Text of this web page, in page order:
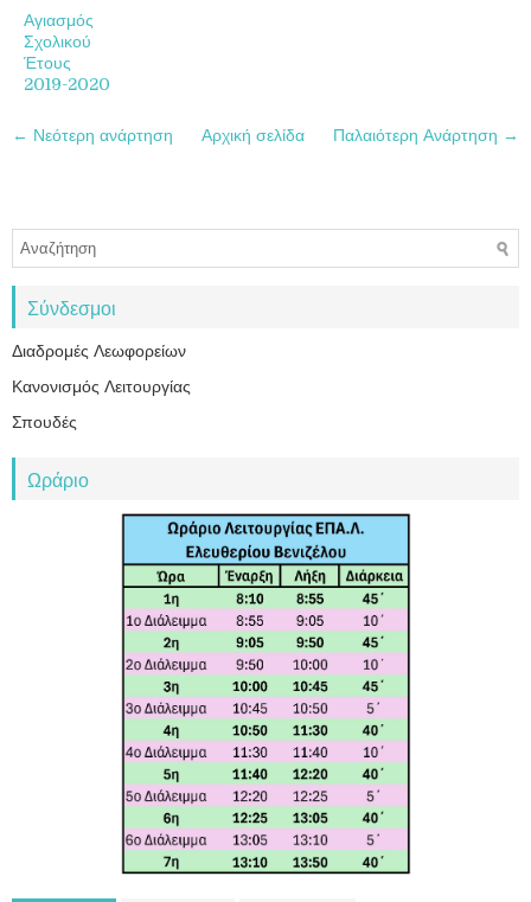
Αγιασμός
Σχολικού
Έτους
2019-2020
← Νεότερη ανάρτηση Παλαιότερη Ανάρτηση →
Αρχική σελίδα
Σύνδεσμοι
Διαδρομές Λεωφορείων
Κανονισμός Λειτουργίας
Σπουδές
Ωράριο